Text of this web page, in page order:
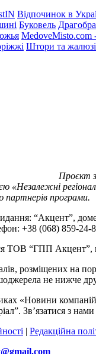
Відпочинок в
Буковель
MedoveMisto.com
Штори та
Проєкт
«Незалежні
партнерів програми.
“Акцент”,
+38 (068) 859-24-
ТОВ “ГПП
розміщених на
не нижче
«Новини
Зв’язатися з
| Редакційна